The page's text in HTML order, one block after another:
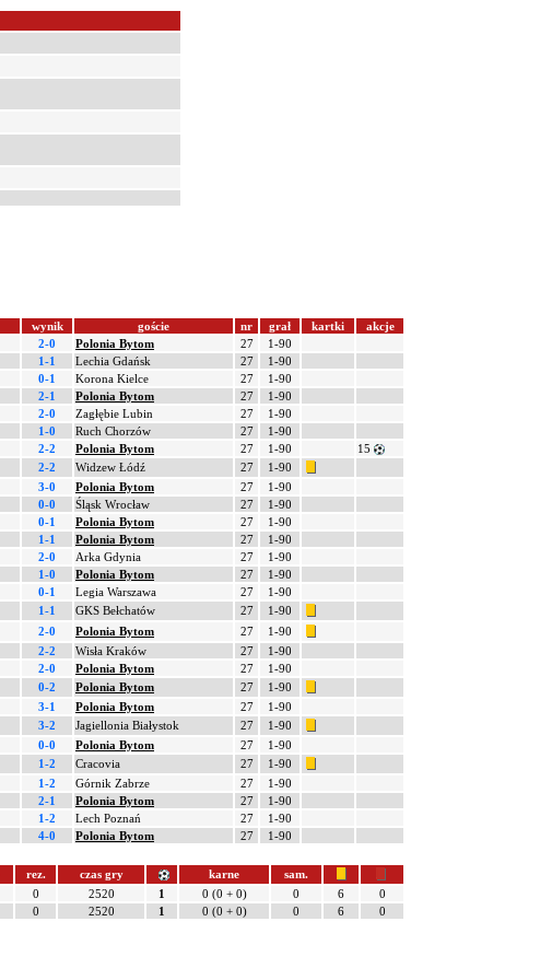
wynik goście nr grał kartki
akcje
2-0 Polonia Bytom 27
1-90
1-1 Lechia Gdańsk 27
1-90
0-1 Korona Kielce 27
1-90
2-1 Polonia Bytom 27
1-90
2-0 Zagłębie Lubin 27
1-90
1-0 Ruch Chorzów 27
1-90
2-2 Polonia Bytom 27 1-90
15
2-2 Widzew Łódź 27
1-90
3-0 Polonia Bytom 27
1-90
0-0 Śląsk Wrocław 27
1-90
0-1 Polonia Bytom 27
1-90
1-1 Polonia Bytom 27
1-90
2-0 Arka Gdynia 27
1-90
1-0 Polonia Bytom 27
1-90
0-1 Legia Warszawa 27
1-90
1-1 GKS Bełchatów 27
1-90
2-0 Polonia Bytom 27
1-90
2-2 Wisła Kraków 27
1-90
2-0 Polonia Bytom 27
1-90
0-2 Polonia Bytom 27
1-90
3-1 Polonia Bytom 27
1-90
3-2 Jagiellonia Białystok 27
1-90
0-0 Polonia Bytom 27
1-90
1-2 Cracovia 27
1-90
1-2 Górnik Zabrze 27
1-90
2-1 Polonia Bytom 27
1-90
1-2 Lech Poznań 27
1-90
4-0 Polonia Bytom 27 1-90
rez. czas gry karne
sam.
0 2520 1 0 (0 + 0) 0 6
0
0 2520 1 0 (0 + 0) 0 6 0